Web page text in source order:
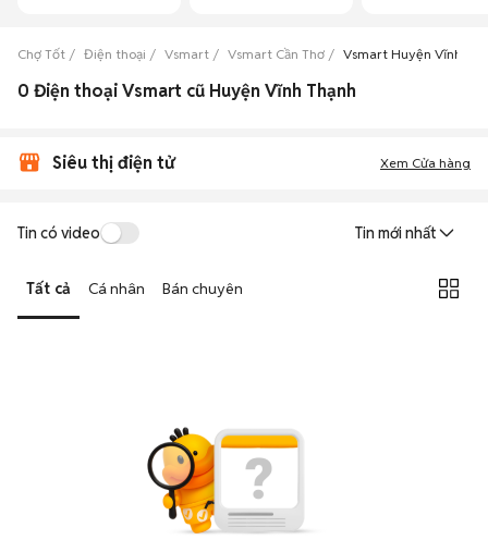
Chợ Tốt Điện thoại Vsmart Vsmart Cần Thơ Vsmart Huyện Vĩnh
0 Điện thoại Vsmart cũ Huyện Vĩnh Thạnh
Siêu thị điện tử Xem Cửa hàng
Tin có video Tin mới nhất
Tất cả Cá nhân Bán chuyên